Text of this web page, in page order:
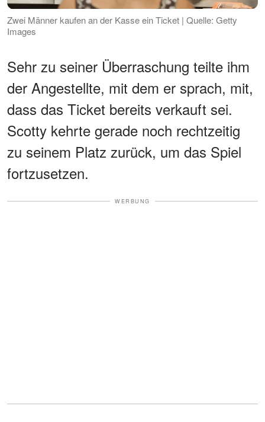
Zwei Männer kaufen an der Kasse ein Ticket | Quelle: Getty
Images
Sehr zu seiner Überraschung teilte ihm
der Angestellte, mit dem er sprach, mit,
dass das Ticket bereits verkauft sei.
Scotty kehrte gerade noch rechtzeitig
zu seinem Platz zurück, um das Spiel
fortzusetzen.
WERBUNG